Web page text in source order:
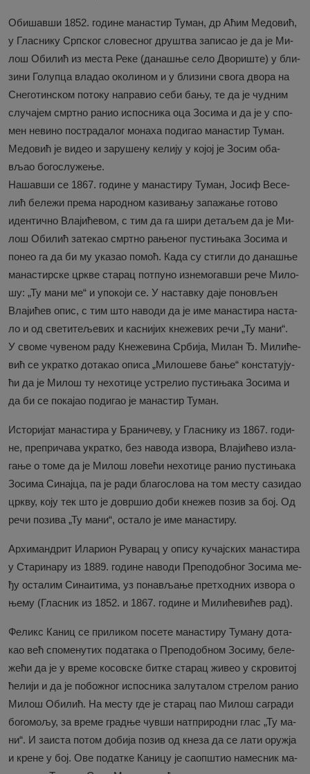
Об­и­шав­ши 1852. го­ди­не ма­на­стир Ту­ман, др Аћим Ме­до­вић,
у Гла­сни­ку Срп­ског сло­ве­сног дру­штва за­пи­сао је да је Ми­
лош Оби­лић из ме­ста Ре­ке (да­на­шње се­ло Дво­ри­ште) у бли­
зи­ни Го­луп­ца вла­дао око­ли­ном и у бли­зи­ни сво­га дво­ра на
Сне­го­тин­ском по­то­ку на­пра­вио се­би ба­њу, те да је чуд­ним
слу­ча­јем смрт­но ра­нио ис­по­сни­ка оца Зо­си­ма и да је у спо­
мен не­ви­но по­стра­да­лог мо­на­ха по­ди­гао ма­на­стир Ту­ман.
Ме­до­вић је ви­део и за­ру­ше­ну ке­ли­ју у ко­јој је Зо­сим оба­
вљао бо­го­слу­же­ње.
На­шав­ши се 1867. го­ди­не у ма­на­сти­ру Ту­ман, Јо­сиф Ве­се­
лић бе­ле­жи пре­ма на­род­ном ка­зи­ва­њу за­па­жа­ње го­то­во
иден­тич­но Вла­ји­ће­вом, с тим да га ши­ри де­та­љем да је Ми­
лош Оби­лић за­те­као смрт­но ра­ње­ног пу­сти­ња­ка Зо­си­ма и
по­нео га да би му ука­зао по­моћ. Ка­да су сти­гли до да­на­шње
ма­на­стир­ске цр­кве ста­рац пот­пу­но из­не­мо­гав­ши ре­че Ми­ло­
шу: „Ту ма­ни ме“ и упо­ко­ји се. У на­став­ку да­је по­но­вљен
Вла­ји­ћев опис, с тим што на­во­ди да је име ма­на­сти­ра на­ста­
ло и од све­ти­те­ље­вих и ка­сни­јих кне­же­вих ре­чи „Ту ма­ни“.
У сво­ме чу­ве­ном ра­ду Кне­же­ви­на Ср­би­ја, Ми­лан Ђ. Ми­ли­ће­
вић се украт­ко до­та­као опи­са „Ми­ло­ше­ве ба­ње“ кон­ста­ту­ју­
ћи да је Ми­лош ту не­хо­ти­це устре­лио пу­сти­ња­ка Зо­си­ма и
да би се по­ка­јао по­ди­гао је ма­на­стир Ту­ман.
Исто­ри­јат ма­на­сти­ра у Бра­ни­че­ву, у Гла­сни­ку из 1867. го­ди­
не, пре­при­ча­ва украт­ко, без на­во­да из­во­ра, Вла­ји­ће­во из­ла­
га­ње о то­ме да је Ми­лош ло­ве­ћи не­хо­ти­це ра­нио пу­сти­ња­ка
Зо­си­ма Си­нај­ца, па је ра­ди бла­го­сло­ва на том ме­сту са­зи­дао
цр­кву, ко­ју тек што је до­вр­шио до­би кне­жев по­зив за бој. Од
ре­чи по­зи­ва „Ту ма­ни“, оста­ло је име ма­на­сти­ру.
Ар­хи­ман­дрит Ила­ри­он Ру­ва­рац у опи­су ку­чај­ских ма­на­сти­ра
у Ста­ри­на­ру из 1889. го­ди­не на­во­ди Пре­по­доб­ног Зо­си­ма ме­
ђу оста­лим Си­на­и­ти­ма, уз по­на­вља­ње прет­ход­них из­во­ра о
ње­му (Гла­сник из 1852. и 1867. го­ди­не и Ми­ли­ће­ви­ћев рад).
Фе­ликс Ка­ниц се при­ли­ком по­се­те ма­на­сти­ру Ту­ма­ну до­та­
као већ спо­ме­ну­тих по­да­та­ка о Пре­по­доб­ном Зо­си­му, бе­ле­
же­ћи да је у вре­ме ко­сов­ске бит­ке ста­рац жи­вео у скро­ви­тој
ће­ли­ји и да је по­бо­жног ис­по­сни­ка за­лу­та­лом стре­лом ра­нио
Ми­лош Оби­лић. На ме­сту где је ста­рац пао Ми­лош са­гра­ди
бо­го­мо­љу, за вре­ме град­ње чув­ши нат­при­род­ни глас „Ту ма­
ни“. И за­и­ста по­том до­би­ја по­зив од кне­за да се ла­ти оруж­ја
и кре­не у бој. Ове по­дат­ке Ка­ни­цу је са­оп­штио на­ме­сник ма­